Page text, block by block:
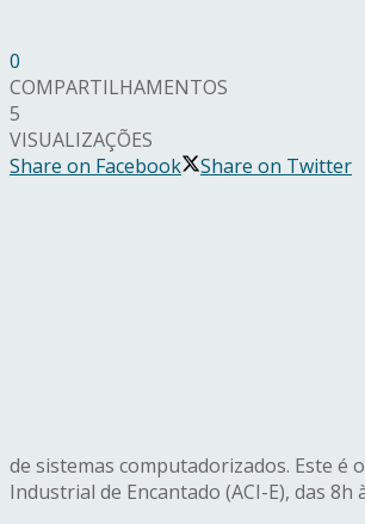
0
COMPARTILHAMENTOS
5
VISUALIZAÇÕES
Share on Facebook
Share on Twitter
de sistemas computadorizados. Este é
Industrial de Encantado (ACI-E), das